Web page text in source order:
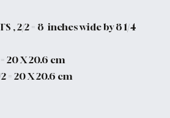
, 2/2 = 8 inches wide by 8 1/4
= 20 X 20.6 cm
= 20 X 20.6 cm